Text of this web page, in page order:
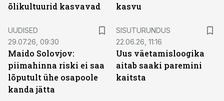
õlikultuurid kasvavad
kasvu
UUDISED
29.07.26, 09:30
Maido Solovjov:
piimahinna riski ei saa
lõputult ühe osapoole
kanda jätta
SISUTURUNDUS
22.06.26, 11:16
Uus väetamisloogika
aitab saaki paremini
kaitsta